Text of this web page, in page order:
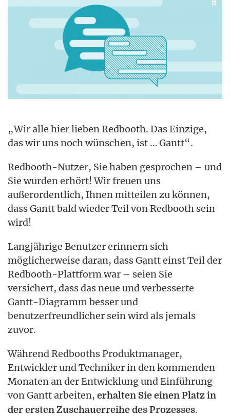
„Wir alle hier lieben Redbooth. Das Einzige,
das wir uns noch wünschen, ist … Gantt“.
Redbooth-Nutzer, Sie haben gesprochen – und
Sie wurden erhört! Wir freuen uns
außerordentlich, Ihnen mitteilen zu können,
dass Gantt bald wieder Teil von Redbooth sein
wird!
Langjährige Benutzer erinnern sich
möglicherweise daran, dass Gantt einst Teil der
Redbooth-Plattform war – seien Sie
versichert, dass das neue und verbesserte
Gantt-Diagramm besser und
benutzerfreundlicher sein wird als jemals
zuvor.
Während Redbooths Produktmanager,
Entwickler und Techniker in den kommenden
Monaten an der Entwicklung und Einführung
von Gantt arbeiten, erhalten Sie einen Platz in
der ersten Zuschauerreihe des Prozesses.